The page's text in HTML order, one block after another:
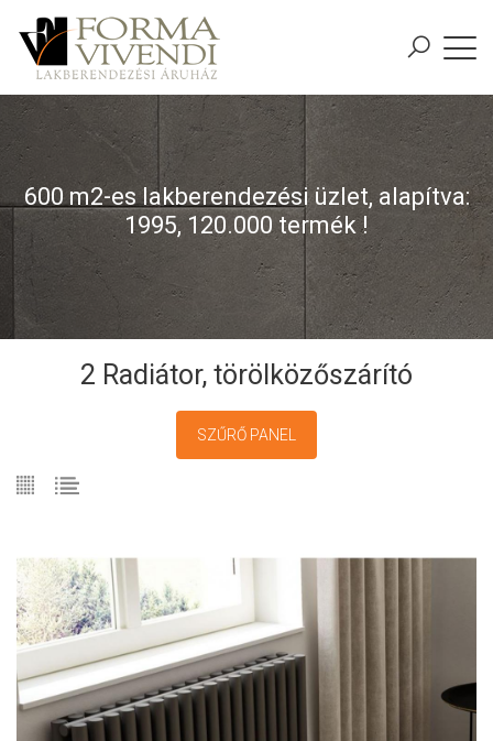
600 m2-es lakberendezési üzlet, alapítva:
1995, 120.000 termék !
2 Radiátor, törölközőszárító
SZŰRŐ PANEL